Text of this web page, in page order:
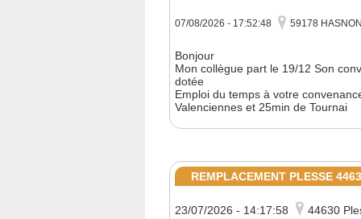
07/08/2026 - 17:52:48 59178
Bonjour
Mon collègue part le 19/12 Son
dotée
Emploi du temps à votre
Valenciennes et 25min de Tournai
REMPLACEMENT PLESSE
23/07/2026 - 14:17:58 44630